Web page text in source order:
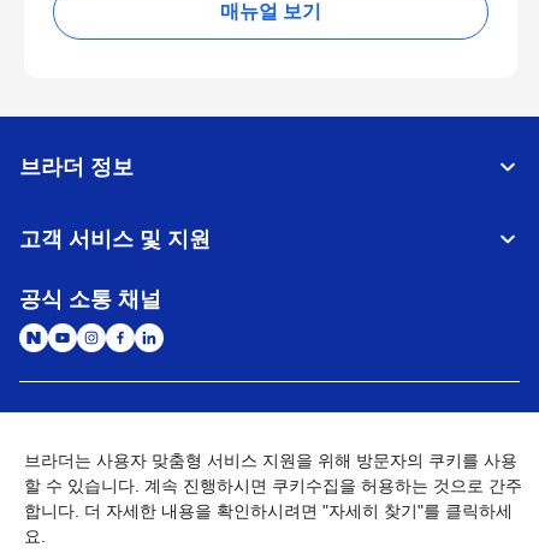
매뉴얼 보기
브라더 정보
고객 서비스 및 지원
공식 소통 채널
개인정보처리방침 이용약관
사이트맵
개인정보취급방침 (Brother Industries, Ltd.)
Go to Global Site
브라더는 사용자 맞춤형 서비스 지원을 위해 방문자의 쿠키를 사용
할 수 있습니다. 계속 진행하시면 쿠키수집을 허용하는 것으로 간주
합니다. 더 자세한 내용을 확인하시려면 "자세히 찾기"를 클릭하세
요.